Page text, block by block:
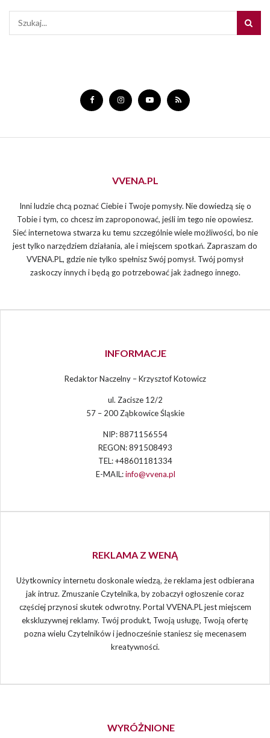
VVENA.PL
Inni ludzie chcą poznać Ciebie i Twoje pomysły. Nie dowiedzą się o
Tobie i tym, co chcesz im zaproponować, jeśli im tego nie opowiesz.
Sieć internetowa stwarza ku temu szczególnie wiele możliwości, bo nie
jest tylko narzędziem działania, ale i miejscem spotkań. Zapraszam do
VVENA.PL, gdzie nie tylko spełnisz Swój pomysł. Twój pomysł
zaskoczy innych i będą go potrzebować jak żadnego innego.
INFORMACJE
Redaktor Naczelny – Krzysztof Kotowicz
ul. Zacisze 12/2
57 – 200 Ząbkowice Śląskie
NIP: 8871156554
REGON: 891508493
TEL: +48601181334
E-MAIL:info@vvena.pl
REKLAMA Z WENĄ
Użytkownicy internetu doskonale wiedzą, że reklama jest odbierana
jak intruz. Zmuszanie Czytelnika, by zobaczył ogłoszenie coraz
częściej przynosi skutek odwrotny. Portal VVENA.PL jest miejscem
ekskluzywnej reklamy. Twój produkt, Twoją usługę, Twoją ofertę
pozna wielu Czytelników i jednocześnie staniesz się mecenasem
kreatywności.
WYRÓŻNIONE